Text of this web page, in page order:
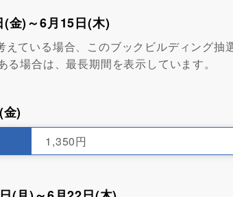
(金)～6月15日(木)
ている場合、このブックビルディング抽
場合は、最長期間を表示しています。
金)
1,350円